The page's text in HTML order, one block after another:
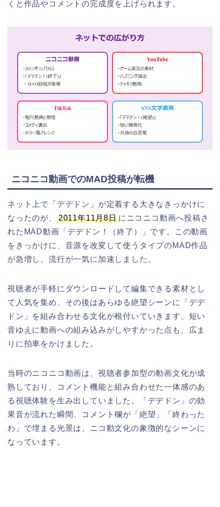
くと作品やコメントの完成度を上げられます。
ニコニコ動画でのMAD投稿が転機
ネット上で「デデドン」が定着する大きなきっかけに
なったのが、
2011年11月8日にニコニコ動画へ投稿さ
れたMAD動画「デデドン！（終了）」です。この動画
をきっかけに、音源を改変して使うタイプのMAD作品
が急増し、流行が一気に加速しました。
視聴者が手軽にダウンロードして編集できる素材とし
て人気を集め、その後はあらゆる絶望シーンに「デデ
ドン」を組み合わせる文化が根付いていきます。短い
音ゆえに動画への組み込みがしやすかった点も、広ま
りに拍車をかけました。
当時のニコニコ動画は、視聴者参加型の動画文化が成
熟しており、コメント機能と組み合わせた一体感のあ
る視聴体験を生み出していました。「デデドン」の効
果音が流れた瞬間、コメント欄が「絶望」「終わった
わ」で埋まる光景は、ニコ動文化の象徴的なシーンに
なっています。